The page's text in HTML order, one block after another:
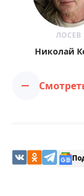
ЛОСЕВ
Николай